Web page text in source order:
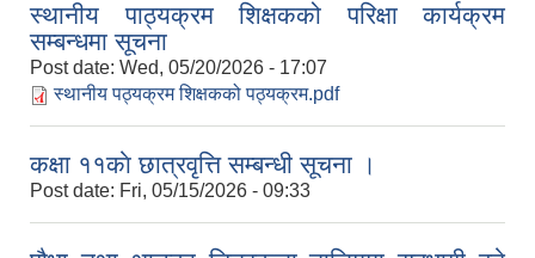
स्थानीय पाठ्यक्रम शिक्षकको परिक्षा कार्यक्रम
सम्बन्धमा सूचना
Post date: Wed, 05/20/2026 - 17:07
स्थानीय पठ्यक्रम शिक्षकको पठ्यक्रम.pdf
कक्षा ११काे छात्रवृत्ति सम्बन्धी सूचना ।
Post date: Fri, 05/15/2026 - 09:33